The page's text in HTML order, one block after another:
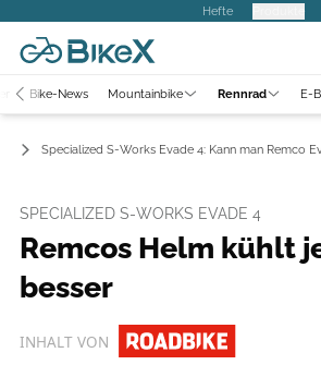
Hefte
Bike-News Mountainbike Rennrad E-
Specialized S-Works Evade 4: Kann man Remco
SPECIALIZED S-WORKS EVADE 4
Remcos Helm kühlt
besser
INHALT VON